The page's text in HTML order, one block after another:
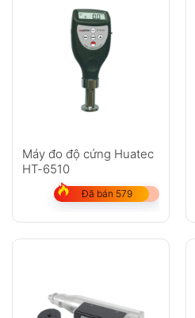
Máy đo độ cứng Huatec
HT-6510
Đã bán 579